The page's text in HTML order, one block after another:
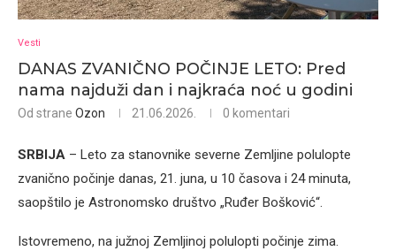
Vesti
DANAS ZVANIČNO POČINJE LETO: Pred
nama najduži dan i najkraća noć u godini
Od strane Ozon 21.06.2026. 0 komentari
SRBIJA – Leto za stanovnike severne Zemljine polulopte
zvanično počinje danas, 21. juna, u 10 časova i 24 minuta,
saopštilo je Astronomsko društvo „Ruđer Bošković“.
Istovremeno, na južnoj Zemljinoj polulopti počinje zima.